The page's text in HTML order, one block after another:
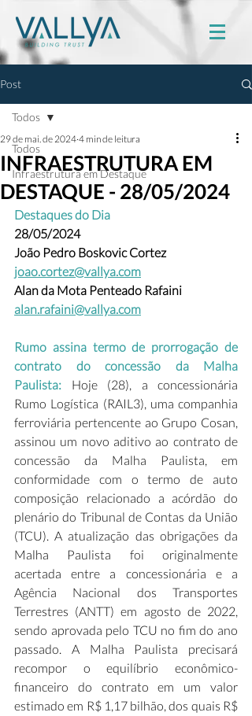
Post
Todos
Infraestrutura em Destaque
Todos
INFRAESTRUTURA EM
DESTAQUE - 28/05/2024
29 de mai. de 2024 4 min de leitura
Destaques do Dia
28/05/2024
João Pedro Boskovic Cortez
joao.cortez@vallya.com
Alan da Mota Penteado Rafaini
alan.rafaini@vallya.com
Rumo assina termo de prorrogação de
contrato do concessão da Malha
Paulista: Hoje (28), a concessionária
Rumo Logística (RAIL3), uma companhia
ferroviária pertencente ao Grupo Cosan,
assinou um novo aditivo ao contrato de
concessão da Malha Paulista, em
conformidade com o termo de auto
composição relacionado a acórdão do
plenário do Tribunal de Contas da União
(TCU). A atualização das obrigações da
Malha Paulista foi originalmente
acertada entre a concessionária e a
Agência Nacional dos Transportes
Terrestres (ANTT) em agosto de 2022,
sendo aprovada pelo TCU no fim do ano
passado. A Malha Paulista precisará
recompor o equilíbrio econômico-
financeiro do contrato em um valor
estimado em R$ 1,17 bilhão, dos quais R$